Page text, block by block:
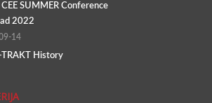
CEE SUMMER Conference
2022
14
TRAKT History